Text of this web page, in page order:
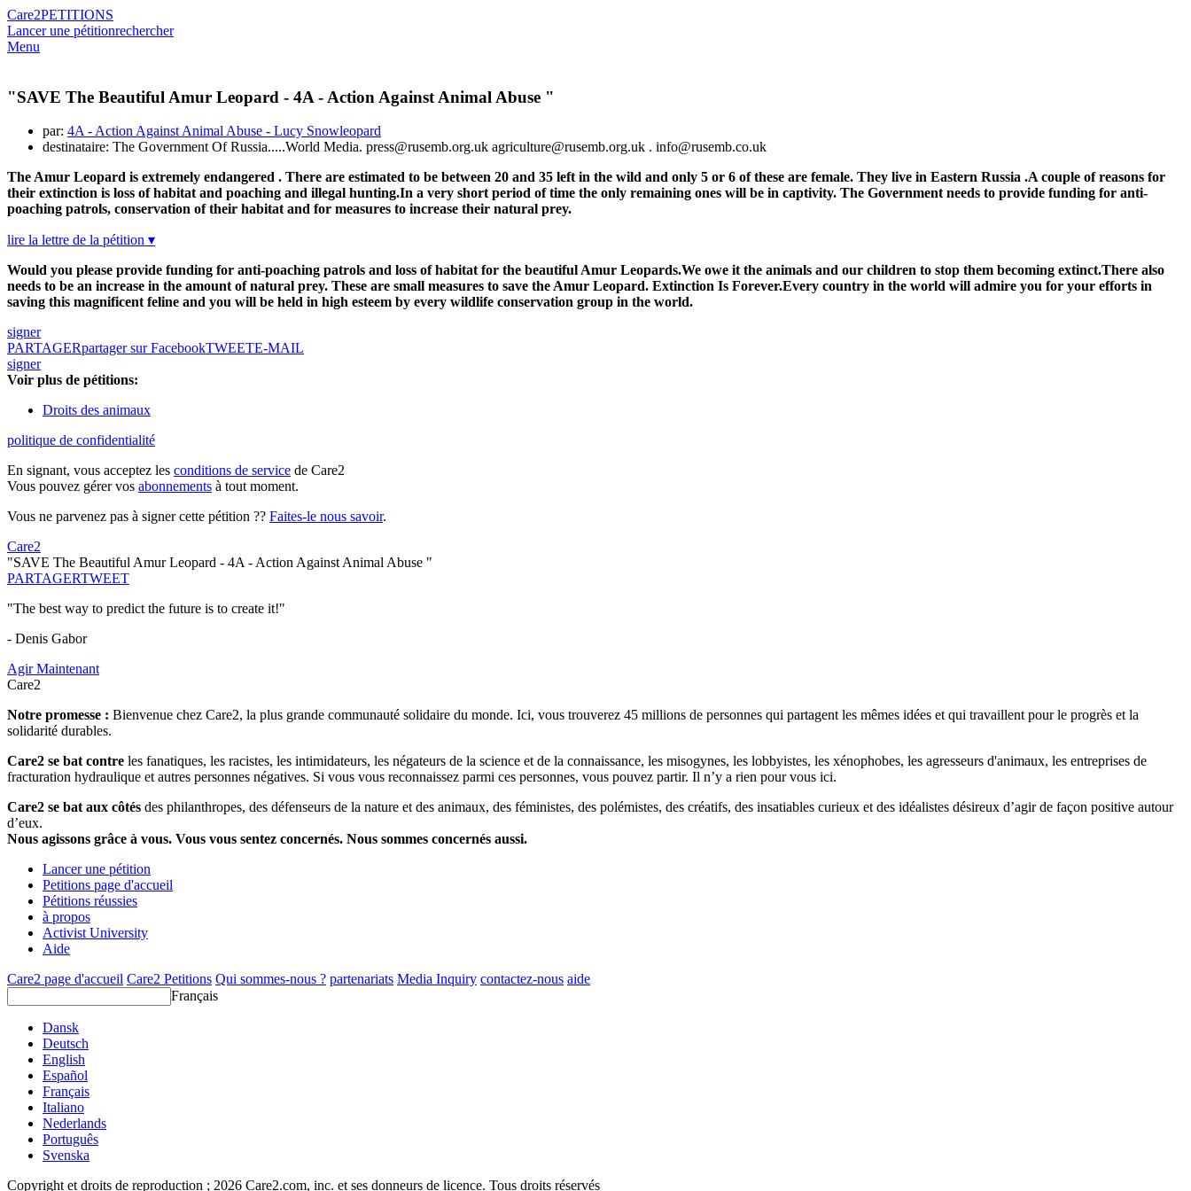
Care2PETITIONS
Lancer une pétitionrechercher
Menu
"SAVE The Beautiful Amur Leopard - 4A - Action Against Animal Abuse "
par: 4A - Action Against Animal Abuse - Lucy Snowleopard
destinataire: The Government Of Russia.....World Media. press@rusemb.org.uk agriculture@rusemb.org.uk . info@rusemb.co.uk
The Amur Leopard is extremely endangered . There are estimated to be between 20 and 35 left in the wild and only 5 or 6 of these are female. They live in Eastern Russia .A couple of reasons for
their extinction is loss of habitat and poaching and illegal hunting.In a very short period of time the only remaining ones will be in captivity. The Government needs to provide funding for anti-
poaching patrols, conservation of their habitat and for measures to increase their natural prey.
lire la lettre de la pétition ▾
Would you please provide funding for anti-poaching patrols and loss of habitat for the beautiful Amur Leopards.We owe it the animals and our children to stop them becoming extinct.There also
needs to be an increase in the amount of natural prey. These are small measures to save the Amur Leopard. Extinction Is Forever.Every country in the world will admire you for your efforts in
saving this magnificent feline and you will be held in high esteem by every wildlife conservation group in the world.
signer
PARTAGERpartager sur FacebookTWEETE-MAIL
signer
Voir plus de pétitions:
Droits des animaux
politique de confidentialité
En signant, vous acceptez les conditions de service de Care2
Vous pouvez gérer vos abonnements à tout moment.
Vous ne parvenez pas à signer cette pétition ?? Faites-le nous savoir.
Care2
"SAVE The Beautiful Amur Leopard - 4A - Action Against Animal Abuse "
PARTAGERTWEET
"The best way to predict the future is to create it!"
- Denis Gabor
Agir Maintenant
Care2
Notre promesse : Bienvenue chez Care2, la plus grande communauté solidaire du monde. Ici, vous trouverez 45 millions de personnes qui partagent les mêmes idées et qui travaillent pour le progrès et la
solidarité durables.
Care2 se bat contre les fanatiques, les racistes, les intimidateurs, les négateurs de la science et de la connaissance, les misogynes, les lobbyistes, les xénophobes, les agresseurs d'animaux, les entreprises de
fracturation hydraulique et autres personnes négatives. Si vous vous reconnaissez parmi ces personnes, vous pouvez partir. Il n’y a rien pour vous ici.
Care2 se bat aux côtés des philanthropes, des défenseurs de la nature et des animaux, des féministes, des polémistes, des créatifs, des insatiables curieux et des idéalistes désireux d’agir de façon positive autour
d’eux.
Nous agissons grâce à vous. Vous vous sentez concernés. Nous sommes concernés aussi.
Lancer une pétition
Petitions page d'accueil
Pétitions réussies
à propos
Activist University
Aide
Care2 page d'accueil Care2 Petitions Qui sommes-nous ? partenariats Media Inquiry contactez-nous aide
Français
Dansk
Deutsch
English
Español
Français
Italiano
Nederlands
Português
Svenska
Copyright et droits de reproduction ; 2026 Care2.com, inc. et ses donneurs de licence. Tous droits réservés